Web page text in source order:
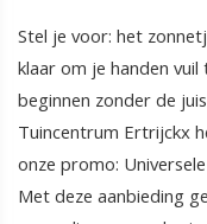
Stel je voor: het
klaar om je handen
beginnen zonder de
Tuincentrum Ertrijckx
onze promo:
Met deze aanbieding